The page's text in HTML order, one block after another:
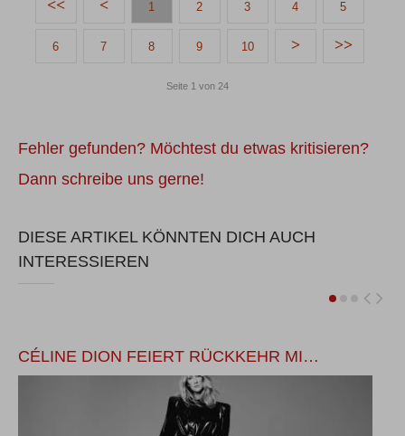
1 2 3 4 5
6 7 8 9 10
Seite 1 von 24
Fehler gefunden? Möchtest du etwas kritisieren?
Dann schreibe uns gerne!
DIESE ARTIKEL KÖNNTEN DICH AUCH
INTERESSIEREN
CÉLINE DION FEIERT RÜCKKEHR MI…